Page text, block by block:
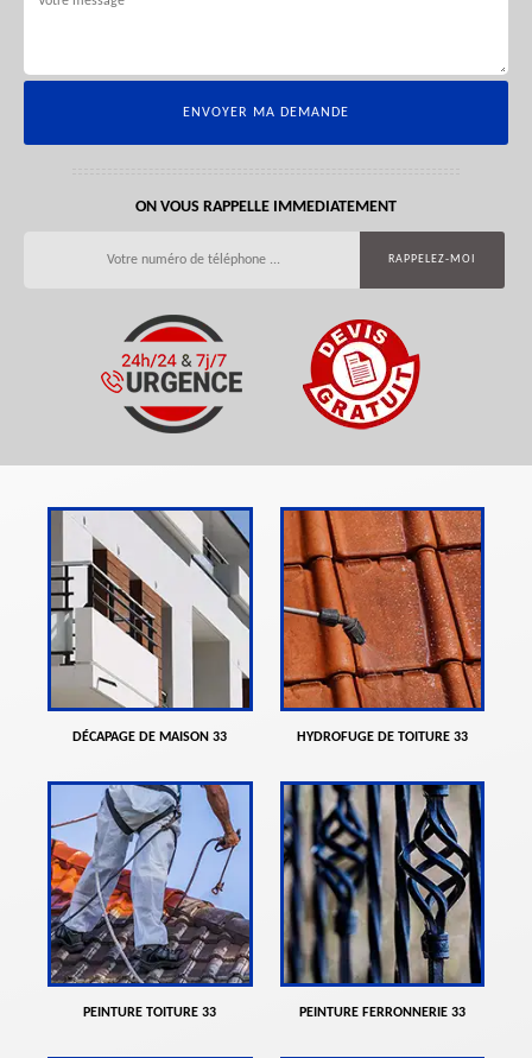
ON VOUS RAPPELLE IMMEDIATEMENT
DÉCAPAGE DE MAISON 33 HYDROFUGE DE TOITURE 33
PEINTURE TOITURE 33 PEINTURE FERRONNERIE 33